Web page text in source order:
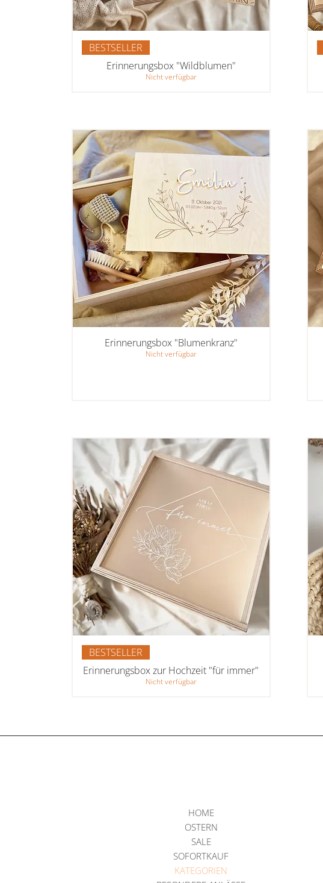
BESTSELLER
Erinnerungsbox "Wildblumen"
Nicht verfügbar
Erinnerungsbox "Blumenkranz"
Nicht verfügbar
BESTSELLER
Erinnerungsbox zur Hochzeit "für immer"
Nicht verfügbar
HOME
OSTERN
SALE
SOFORTKAUF
KATEGORIEN